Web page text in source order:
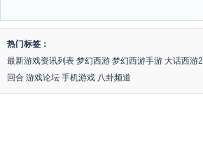
热门标签：
最新游戏资讯列表 梦幻西游 梦幻西游手游 大话西游2
回合 游戏论坛 手机游戏 八卦频道